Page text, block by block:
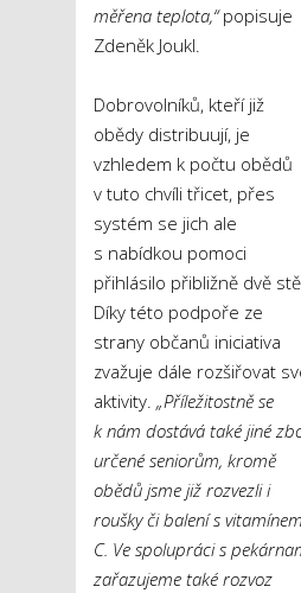
měřena teplota,“popisuje
Zdeněk Joukl.
Dobrovolníků, kteří již
obědy distribuují, je
vzhledem k počtu obědů
v tuto chvíli třicet, přes
systém se jich ale
s nabídkou pomoci
přihlásilo přibližně dvě
Díky této podpoře ze
strany občanů iniciativa
zvažuje dále rozšiřovat
aktivity. „Příležitostně se
k nám dostává také jiné
určené seniorům, kromě
obědů jsme již rozvezli i
roušky či balení s vitamínem
C. Ve spolupráci s
zařazujeme také rozvoz